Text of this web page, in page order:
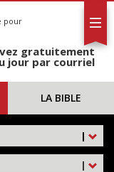
pour
gratuitement
jour par courriel
LA BIBLE
|
|